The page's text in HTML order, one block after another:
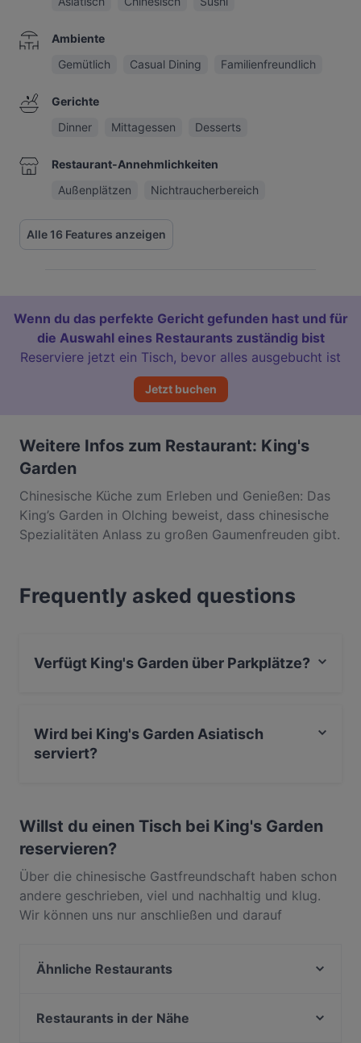
Ambiente
Gemütlich
Casual Dining Familienfreundlich
Gerichte
Dinner
Mittagessen Desserts
Restaurant-Annehmlichkeiten
Außenplätzen
Nichtraucherbereich
Alle 16 Features anzeigen
Wenn du das perfekte Gericht gefunden hast und für
die Auswahl eines Restaurants zuständig bist
Reserviere jetzt ein Tisch, bevor alles ausgebucht ist
Jetzt buchen
Weitere Infos zum Restaurant: King's
Garden
Chinesische Küche zum Erleben und Genießen: Das
King’s Garden in Olching beweist, dass chinesische
Spezialitäten Anlass zu großen Gaumenfreuden gibt.
Überblick über die Küche Fernosts. Das üppige
Mittagsbuffet ist bereits zu 8,20 € zu haben und
Genuss für Groß und Klein. Ausreichend Parkplätze
Frequently asked questions
Verfügt King's Garden über Parkplätze?
Wird bei King's Garden Asiatisch
serviert?
Willst du einen Tisch bei King's Garden
reservieren?
Über die chinesische Gastfreundschaft haben schon
andere geschrieben, viel und nachhaltig und klug.
Wir können uns nur anschließen und darauf
Garden in Olching nachprüfen kann – am schönsten
einem eine chinesische Küche präsentiert, die es in
Ähnliche Restaurants
Hoa Ban
Restaurants in der Nähe